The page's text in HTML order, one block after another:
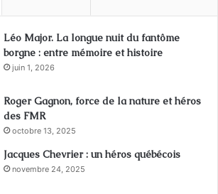
Léo Major. La longue nuit du fantôme
borgne : entre mémoire et histoire
juin 1, 2026
Roger Gagnon, force de la nature et héros
des FMR
octobre 13, 2025
Jacques Chevrier : un héros québécois
novembre 24, 2025